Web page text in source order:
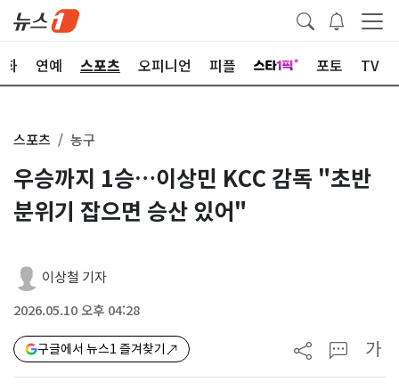
화 연예 스포츠 오피니언 피플 포토 TV
스포츠 농구
우승까지 1승…이상민 KCC 감독 "초반
분위기 잡으면 승산 있어"
이상철 기자
2026.05.10 오후 04:28
구글에서 뉴스1 즐겨찾기 가